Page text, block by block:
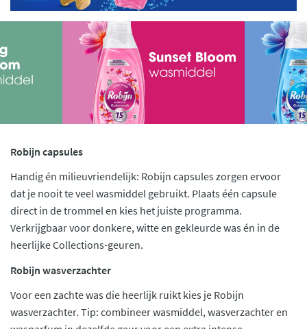
Robijn capsules
Handig én milieuvriendelijk: Robijn capsules zorgen ervoor
dat je nooit te veel wasmiddel gebruikt. Plaats één capsule
direct in de trommel en kies het juiste programma.
Verkrijgbaar voor donkere, witte en gekleurde was én in de
heerlijke Collections-geuren.
Robijn wasverzachter
Voor een zachte was die heerlijk ruikt kies je Robijn
wasverzachter. Tip: combineer wasmiddel, wasverzachter en